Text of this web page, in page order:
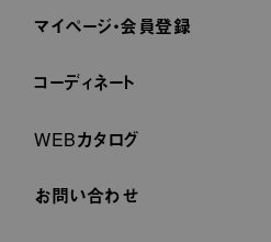
マイページ・会員登録
コーディネート
WEBカタログ
お問い合わせ